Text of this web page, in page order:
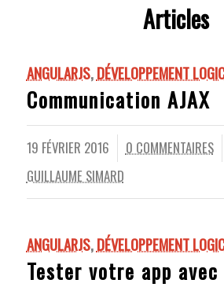
Articles
ANGULARJS,DÉVELOPPEMENT
Communication AJAX
19 FÉVRIER 2016 0 COMMENTAIRES
/
GUILLAUME SIMARD
ANGULARJS,DÉVELOPPEMENT
Tester votre app